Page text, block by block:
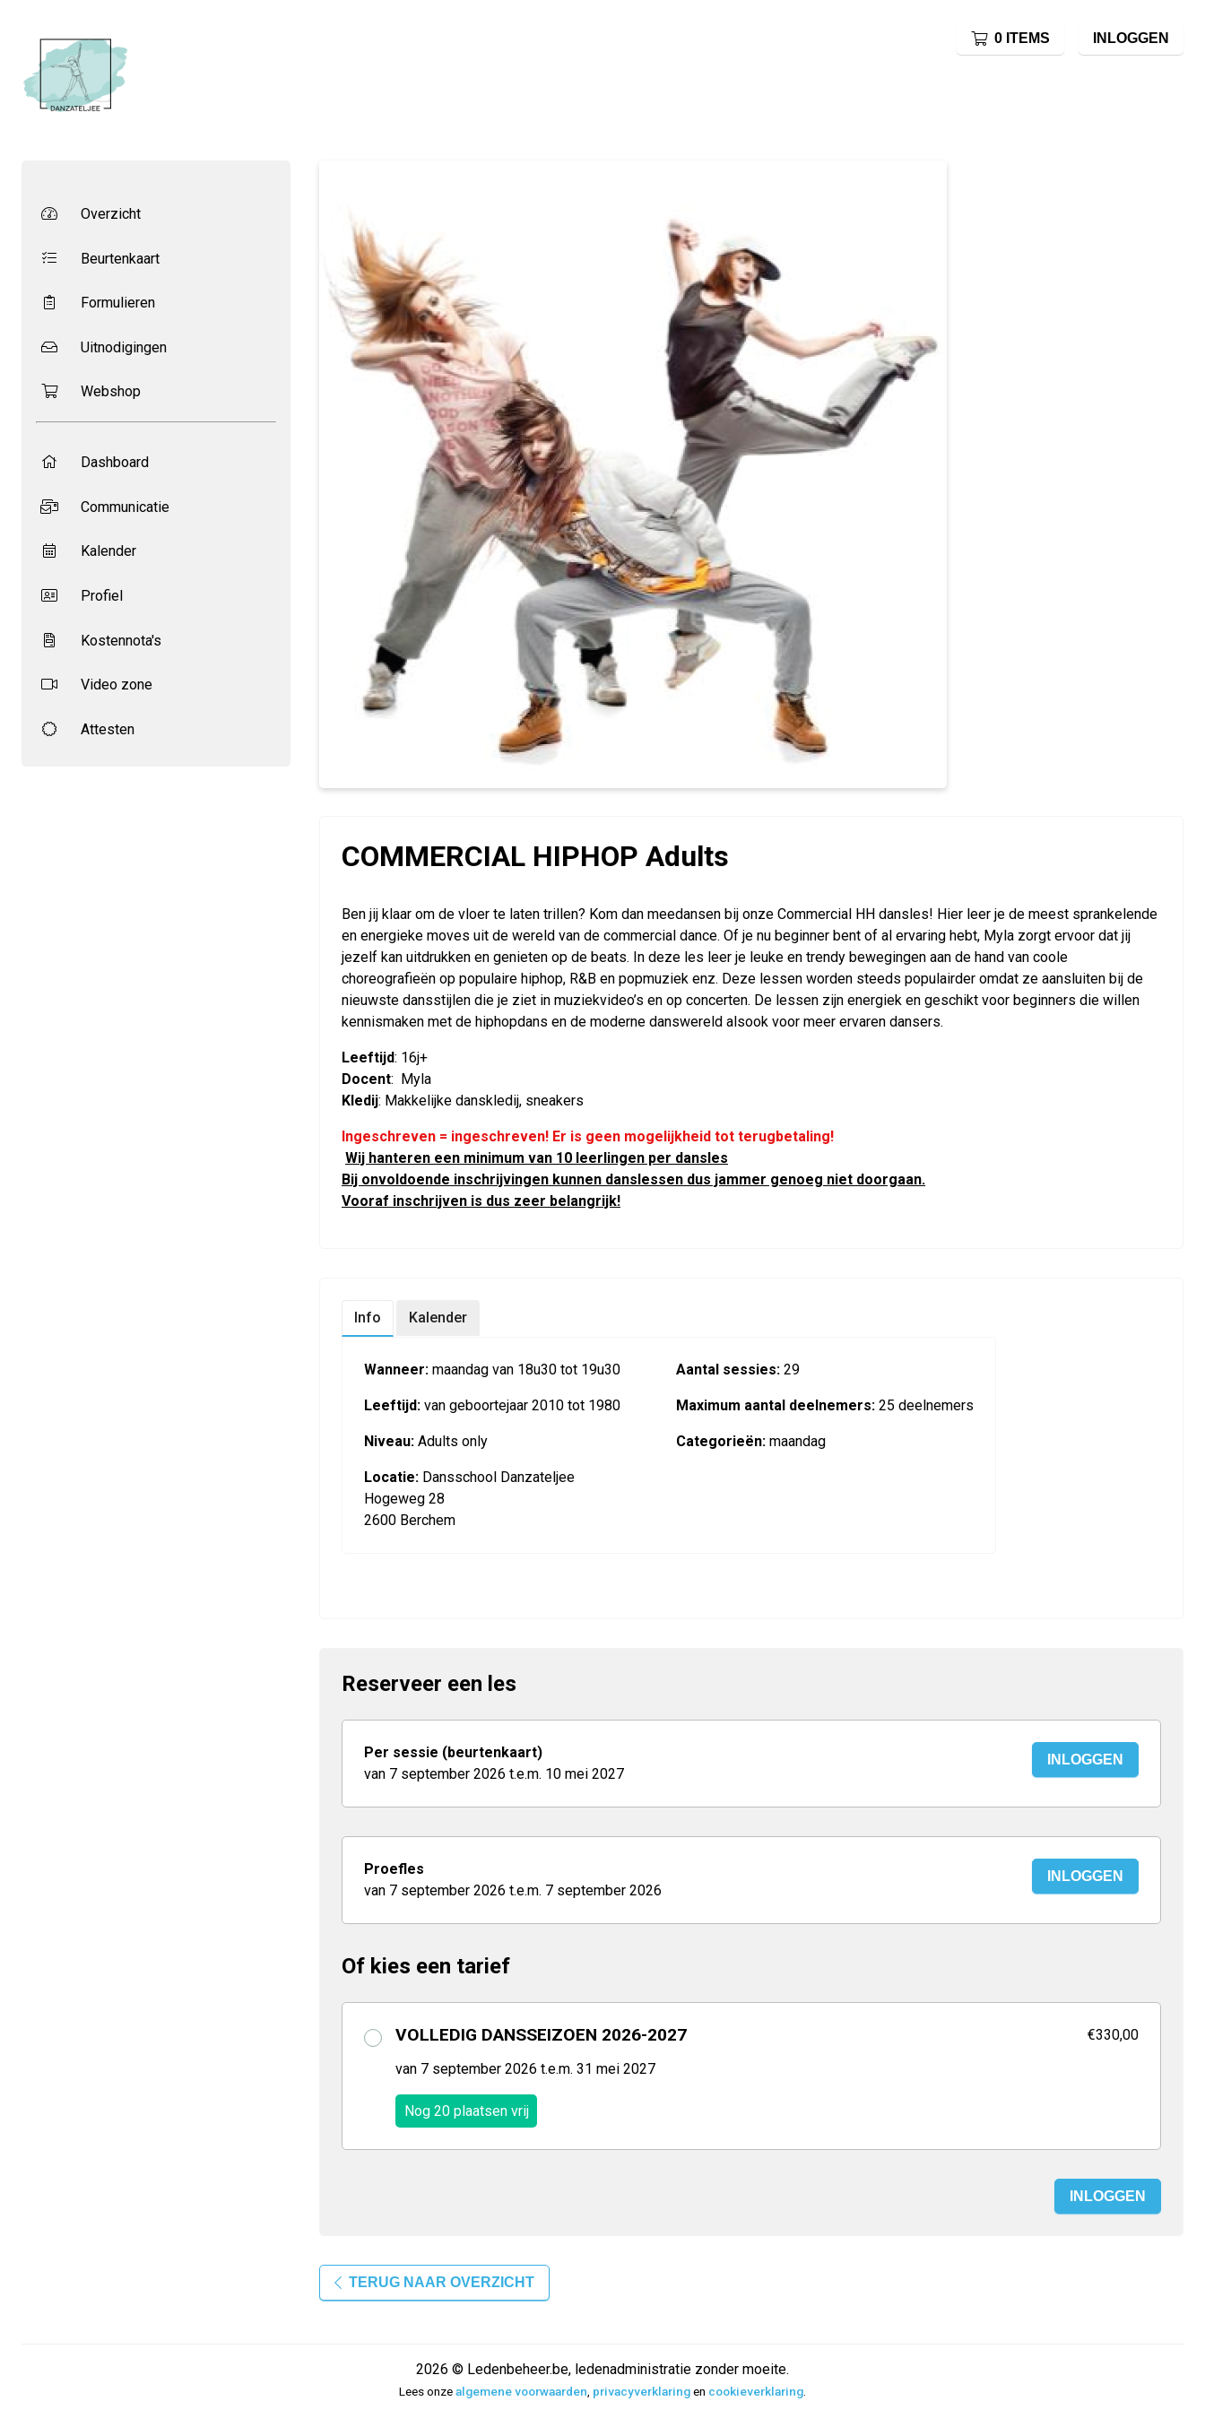
0 ITEMS INLOGGEN
Overzicht
Beurtenkaart
Formulieren
Uitnodigingen
Webshop
Dashboard
Communicatie
Kalender
Profiel
Kostennota's
Video zone
Attesten
COMMERCIAL HIPHOP Adults
Ben jij klaar om de vloer te laten trillen? Kom dan meedansen bij onze Commercial HH dansles! Hier leer je de meest sprankelende
en energieke moves uit de wereld van de commercial dance. Of je nu beginner bent of al ervaring hebt, Myla zorgt ervoor dat jij
jezelf kan uitdrukken en genieten op de beats. In deze les leer je leuke en trendy bewegingen aan de hand van coole
choreografieën op populaire hiphop, R&B en popmuziek enz. Deze lessen worden steeds populairder omdat ze aansluiten bij de
nieuwste dansstijlen die je ziet in muziekvideo’s en op concerten. De lessen zijn energiek en geschikt voor beginners die willen
kennismaken met de hiphopdans en de moderne danswereld alsook voor meer ervaren dansers.
Leeftijd: 16j+
Docent: Myla
Kledij: Makkelijke danskledij, sneakers
Ingeschreven = ingeschreven! Er is geen mogelijkheid tot terugbetaling!
Wij hanteren een minimum van 10 leerlingen per dansles
Bij onvoldoende inschrijvingen kunnen danslessen dus jammer genoeg niet doorgaan.
Vooraf inschrijven is dus zeer belangrijk!
Info Kalender
Wanneer: maandag van 18u30 tot 19u30 Aantal sessies: 29
Leeftijd: van geboortejaar 2010 tot 1980 Maximum aantal deelnemers: 25 deelnemers
Niveau: Adults only Categorieën: maandag
Locatie: Dansschool Danzateljee
Hogeweg 28
2600 Berchem
Reserveer een les
Per sessie (beurtenkaart)
van 7 september 2026 t.e.m. 10 mei 2027
INLOGGEN
Proefles
van 7 september 2026 t.e.m. 7 september 2026
INLOGGEN
Of kies een tarief
VOLLEDIG DANSSEIZOEN 2026-2027
van 7 september 2026 t.e.m. 31 mei 2027
Nog 20 plaatsen vrij
€330,00
INLOGGEN
TERUG NAAR OVERZICHT
2026 © Ledenbeheer.be, ledenadministratie zonder moeite.
Lees onzealgemene voorwaarden privacyverklaringen cookieverklaring